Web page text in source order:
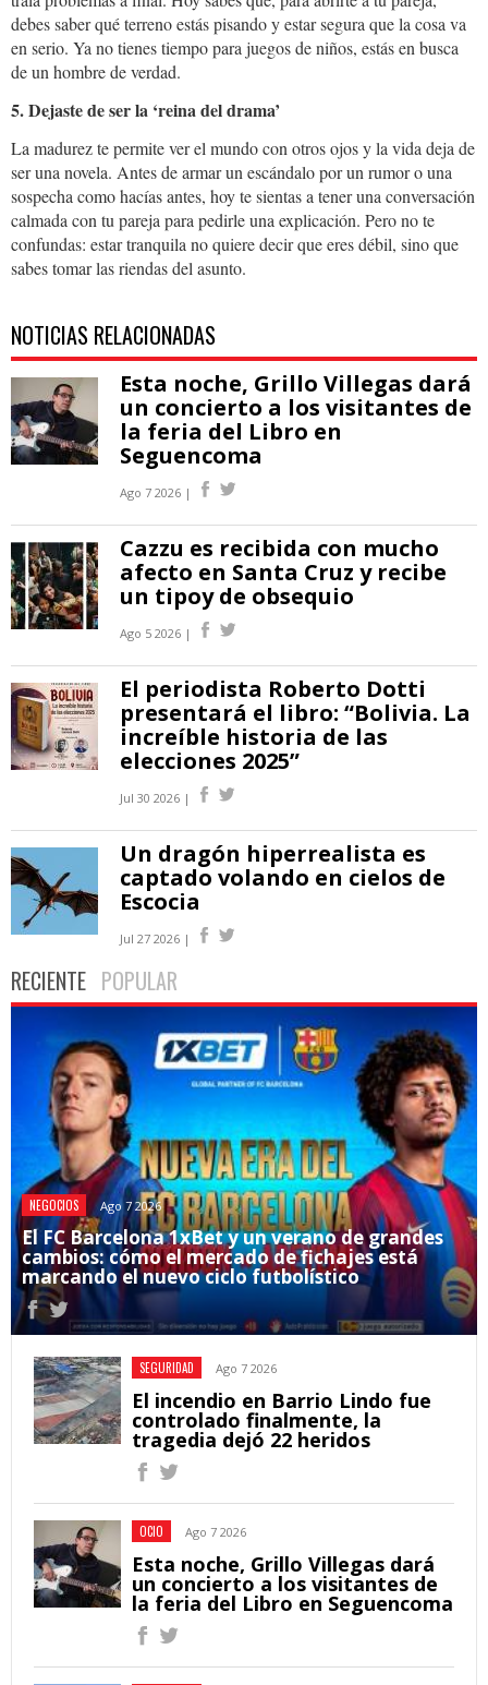
debes saber qué terreno estás pisando y estar segura que la cosa va
en serio. Ya no tienes tiempo para juegos de niños, estás en busca
de un hombre de verdad.
5. Dejaste de ser la ‘reina del drama’
La madurez te permite ver el mundo con otros ojos y la vida deja de
ser una novela. Antes de armar un escándalo por un rumor o una
sospecha como hacías antes, hoy te sientas a tener una conversación
calmada con tu pareja para pedirle una explicación. Pero no te
confundas: estar tranquila no quiere decir que eres débil, sino que
sabes tomar las riendas del asunto.
NOTICIAS RELACIONADAS
Esta noche, Grillo Villegas dará
un concierto a los visitantes de
la feria del Libro en
Seguencoma
Ago 7 2026 |
Cazzu es recibida con mucho
afecto en Santa Cruz y recibe
un tipoy de obsequio
Ago 5 2026 |
El periodista Roberto Dotti
presentará el libro: “Bolivia. La
increíble historia de las
elecciones 2025”
Jul 30 2026 |
Un dragón hiperrealista es
captado volando en cielos de
Escocia
Jul 27 2026 |
RECIENTE POPULAR
NEGOCIOS Ago 7 2026
El FC Barcelona 1xBet y un verano de grandes
cambios: cómo el mercado de fichajes está
marcando el nuevo ciclo futbolístico
SEGURIDAD Ago 7 2026
El incendio en Barrio Lindo fue
controlado finalmente, la
tragedia dejó 22 heridos
OCIO Ago 7 2026
Esta noche, Grillo Villegas dará
un concierto a los visitantes de
la feria del Libro en Seguencoma